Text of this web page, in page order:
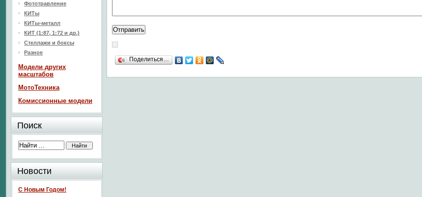
Поделиться…
Фототравление
КИТы
КИТы-металл
КИТ (1:87, 1:72 и др.)
Стеллажи и боксы
Разное
Модели других
масштабов
МотоТехника
Комиссионные модели
Поиск
Новости
С Новым Годом!